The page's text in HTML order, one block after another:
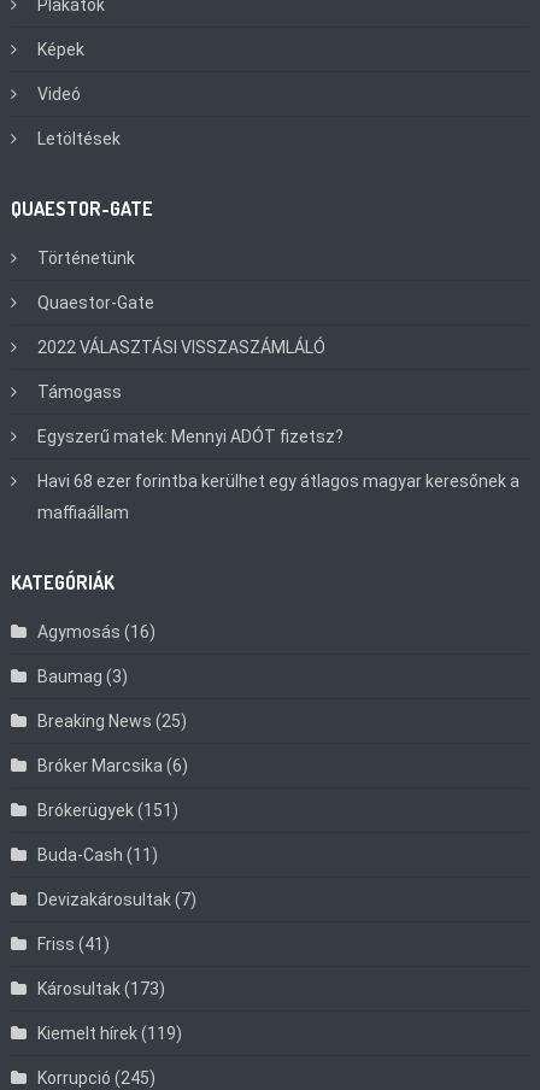
Plakátok
Képek
Videó
Letöltések
QUAESTOR-GATE
Történetünk
Quaestor-Gate
2022 VÁLASZTÁSI VISSZASZÁMLÁLÓ
Támogass
Egyszerű matek: Mennyi ADÓT fizetsz?
Havi 68 ezer forintba kerülhet egy átlagos magyar keresőnek a
maffiaállam
KATEGÓRIÁK
Agymosás (16)
Baumag (3)
Breaking News (25)
Bróker Marcsika (6)
Brókerügyek(151)
Buda-Cash (11)
Devizakárosultak(7)
Friss (41)
Károsultak(173)
Kiemelt hírek(119)
Korrupció (245)